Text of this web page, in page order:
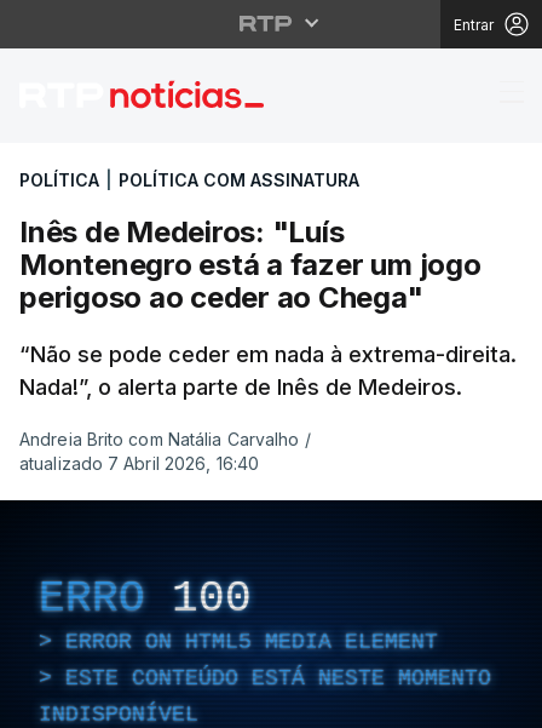
Entrar
Inês de Medeiros:
POLÍTICA POLÍTICA COM ASSINATURA
Inês de Medeiros: "Luís
Montenegro está a fazer um jogo
perigoso ao ceder ao Chega"
“Não se pode ceder em nada à extrema-direita.
Nada!”, o alerta parte de Inês de Medeiros.
Andreia Brito com Natália Carvalho /
atualizado 7 Abril 2026, 16:40
ERRO 100
ERROR ON HTML5 MEDIA ELEMENT
ESTE CONTEÚDO ESTÁ NESTE MOMENTO
INDISPONÍVEL